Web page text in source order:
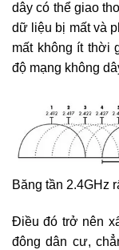
dây có thể giao
dữ liệu bị mất và
mất không ít thời
độ mạng không
Băng tần 2.4GHz
Điều đó trở nên
đông dân cư,